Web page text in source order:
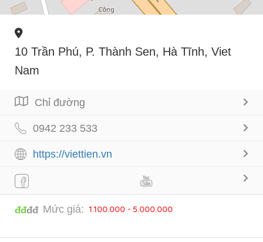
10 Trần Phú, P. Thành Sen, Hà Tĩnh, Viet
Nam
Chỉ đường
0942 233 533
https://viettien.vn
đđđđ Mức giá: 1.100.000 - 5.000.000